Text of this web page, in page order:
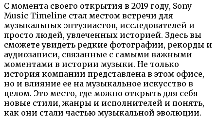
С момента своего открытия в 2019 году, Sony
Music Timeline стал местом встречи для
музыкальных энтузиастов, исследователей и
просто людей, увлеченных историей. Здесь вы
сможете увидеть редкие фотографии, рекорды и
аудиозаписи, связанные с самыми важными
моментами в истории музыки. Не только
история компании представлена в этом офисе,
но и влияние ее на музыкальное искусство в
целом. Это место, где можно открыть для себя
новые стили, жанры и исполнителей и понять,
как они стали частью музыкальной эволюции.